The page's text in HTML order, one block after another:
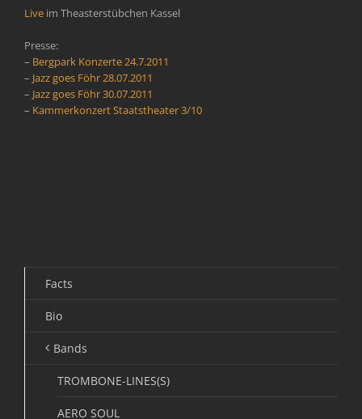
Live im Theasterstübchen Kassel
Presse:
– Bergpark Konzerte 24.7.2011
– Jazz goes Föhr 28.07.2011
– Jazz goes Föhr 30.07.2011
– Kammerkonzert Staatstheater 3/10
Facts
Bio
Bands
TROMBONE-LINES(S)
AERO SOUL